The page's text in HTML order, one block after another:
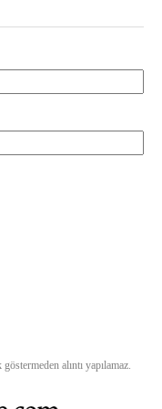
göstermeden alıntı yapılamaz.